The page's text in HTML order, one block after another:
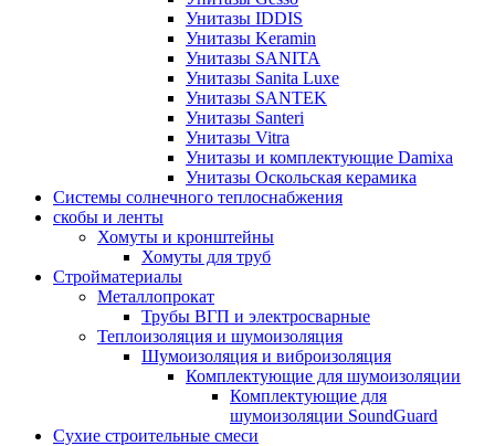
Унитазы IDDIS
Унитазы Keramin
Унитазы SANITA
Унитазы Sanita Luxe
Унитазы SANTEK
Унитазы Santeri
Унитазы Vitra
Унитазы и комплектующие Damixa
Унитазы Оскольская керамика
Системы солнечного теплоснабжения
скобы и ленты
Хомуты и кронштейны
Хомуты для труб
Стройматериалы
Металлопрокат
Трубы ВГП и электросварные
Теплоизоляция и шумоизоляция
Шумоизоляция и виброизоляция
Комплектующие для шумоизоляции
Комплектующие для
шумоизоляции SoundGuard
Сухие строительные смеси